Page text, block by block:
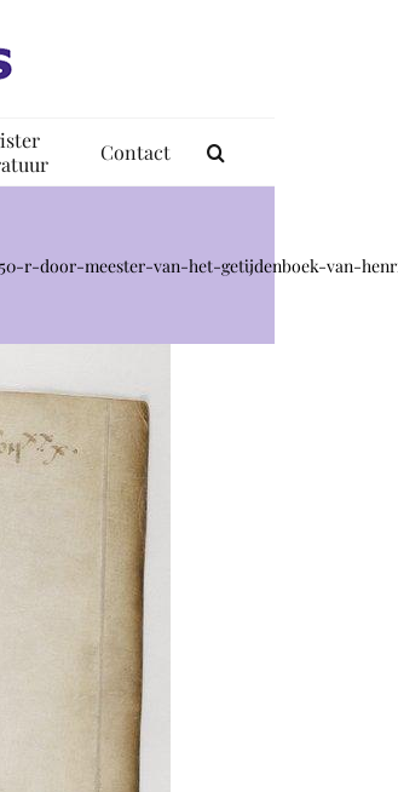
Contact
r-door-meester-van-het-getijdenboek-van-